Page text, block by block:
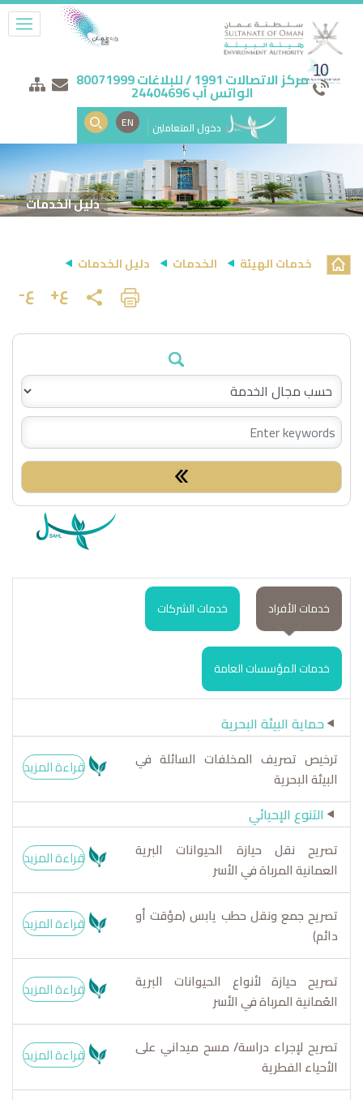
مركز الاتصالات 1991 / للبلاغات 80071999
الواتس آب 24404696
دخول المتعاملين EN
دليل الخدمات
خدمات الهيئة الخدمات دليل الخدمات
ع+ ع-
Search:
خدمات الأفراد خدمات الشركات
خدمات المؤسسات العامة
حماية البيئة البحرية
ترخيص تصريف المخلفات السائلة في
البيئة البحرية
قراءة المزيد
التنوع الإحيائي
تصريح نقل حيازة الحيوانات البرية
العمانية المرباة في الأسر
قراءة المزيد
تصريح جمع ونقل حطب يابس (مؤقت أو
دائم)
قراءة المزيد
تصريح حيازة لأنواع الحيوانات البرية
العُمانية المرباة في الأسر
قراءة المزيد
تصريح لإجراء دراسة/ مسح ميداني على
الأحياء الفطرية
قراءة المزيد